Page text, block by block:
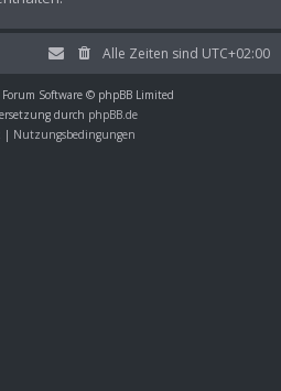
Alle Zeiten sind UTC+02:00
Software © phpBB Limited
durch phpBB.de
| Nutzungsbedingungen